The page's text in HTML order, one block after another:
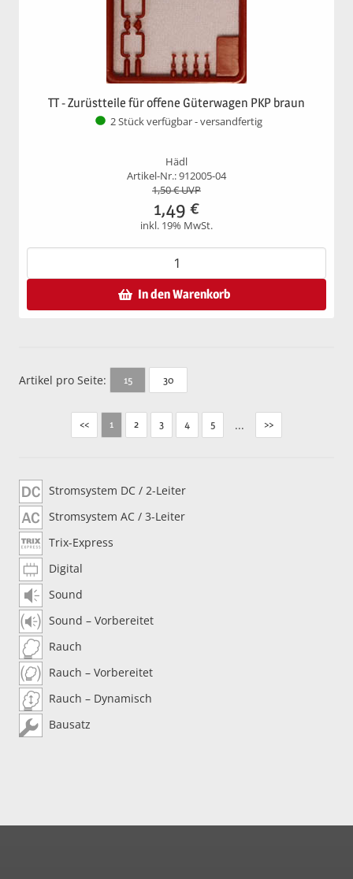
TT - Zurüstteile für offene Güterwagen PKP braun
2 Stück verfügbar - versandfertig
Hädl
Artikel-Nr.: 912005-04
1,50€ UVP
1,49 €
inkl. 19% MwSt.
In den Warenkorb
Artikel pro Seite: 15 30
<< 1 2 3 4 5 ... >>
Stromsystem DC / 2-Leiter
Stromsystem AC / 3-Leiter
Trix-Express
Digital
Sound
Sound – Vorbereitet
Rauch
Rauch – Vorbereitet
Rauch – Dynamisch
Bausatz